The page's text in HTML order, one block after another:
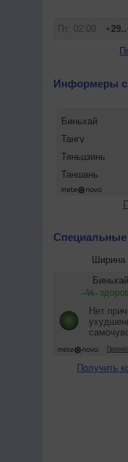
Информеры с
Ширина
Получить